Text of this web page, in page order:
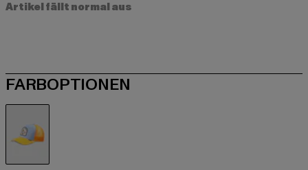
Artikel fällt normal aus
FARBOPTIONEN